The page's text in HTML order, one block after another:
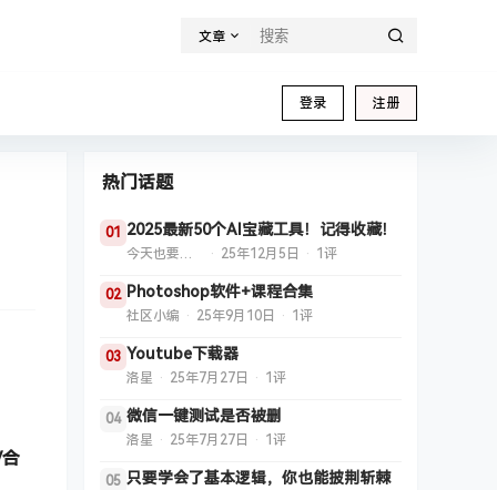
文章
登录 注册
热门话题
01 2025最新50个AI宝藏工具！记得收藏！
今天也要挖App · 25年12月5日 · 1评
02 Photoshop软件+课程合集
社区小编 · 25年9月10日 · 1评
03 Youtube下载器
洛星 · 25年7月27日 · 1评
04 微信一键测试是否被删
洛星 · 25年7月27日 · 1评
05 只要学会了基本逻辑，你也能披荆斩棘